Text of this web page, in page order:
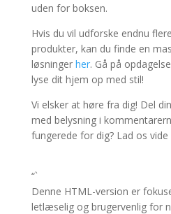
uden for boksen.
Hvis du vil udforske endnu
produkter, kan du finde en
løsninger her. Gå på
lyse dit hjem op med stil!
Vi elsker at høre fra dig! Del
med belysning i
fungerede for dig? Lad os vide
“`
Denne HTML-version er
letlæselig og brugervenlig for